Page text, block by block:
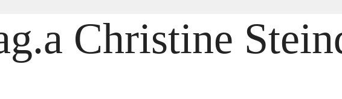
Christine